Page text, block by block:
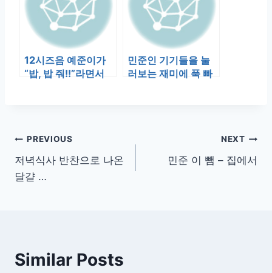
12시즈음 예준이가
“밥, 밥 줘!!”라면서
민준인 기기들을 눌
러보는 재미에 푹 빠
글
탐
PREVIOUS
저녁식사 반찬으로 나온
달걀 …
NEXT
민준 이 뺌 – 집에서
Similar Posts